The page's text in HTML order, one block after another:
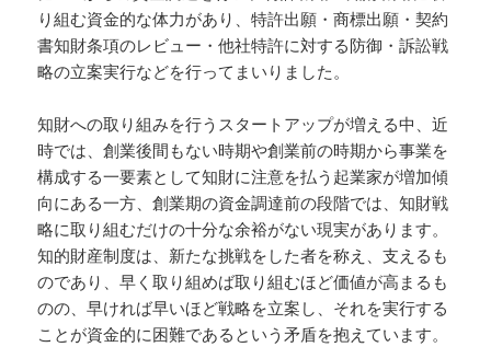
り組む資金的な体力があり、特許出願・商標出願・契約
書知財条項のレビュー・他社特許に対する防御・訴訟戦
略の立案実行などを行ってまいりました。
知財への取り組みを行うスタートアップが増える中、近
時では、創業後間もない時期や創業前の時期から事業を
構成する一要素として知財に注意を払う起業家が増加傾
向にある一方、創業期の資金調達前の段階では、知財戦
略に取り組むだけの十分な余裕がない現実があります。
知的財産制度は、新たな挑戦をした者を称え、支えるも
のであり、早く取り組めば取り組むほど価値が高まるも
のの、早ければ早いほど戦略を立案し、それを実行する
ことが資金的に困難であるという矛盾を抱えています。